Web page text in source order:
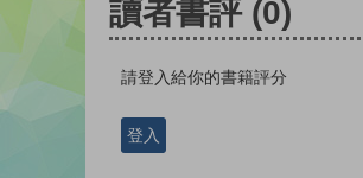
讀者書評 (0)
請登入給你的書籍評分
登入